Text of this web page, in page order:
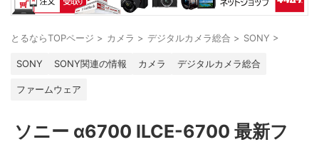
とるならTOPページ > カメラ > デジタルカメラ総合 > SONY >
SONY SONY関連の情報 カメラ デジタルカメラ総合
ファームウェア
ソニー α6700 ILCE-6700 最新フ